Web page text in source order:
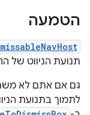
הטמעה
תנועת הניווט של
גם אם אתם לא
לתמוך בתנועת